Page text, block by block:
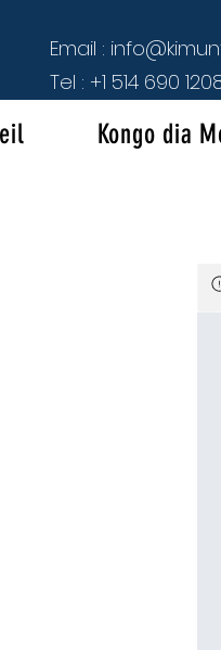
Email :
Tel : +1 514 690
Kongo dia